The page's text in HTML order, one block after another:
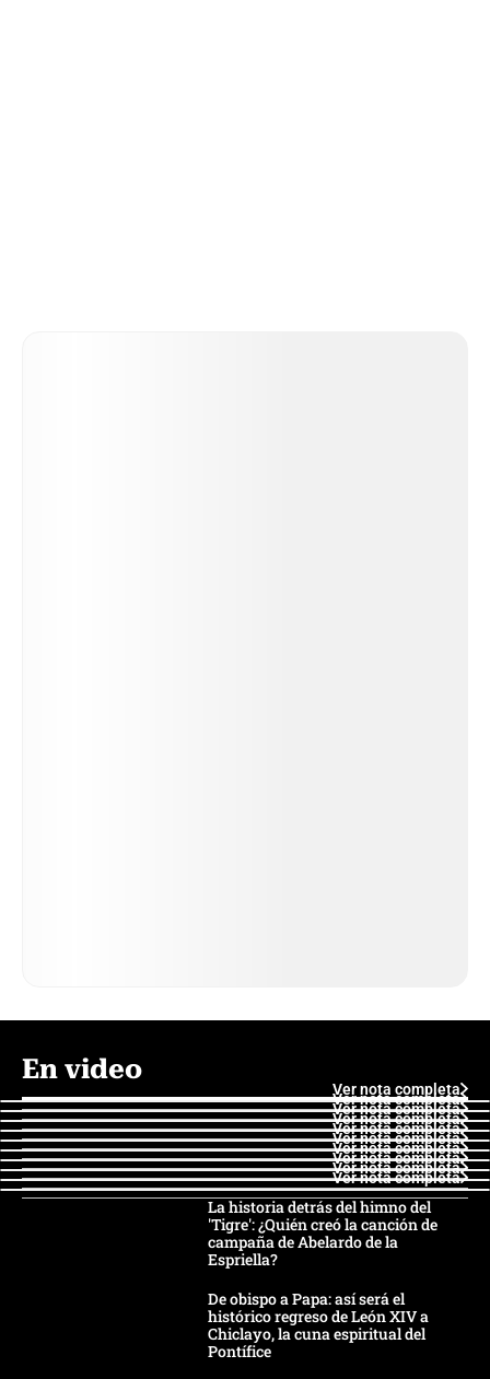
En video
Ver nota completa
Ver nota completa
Ver nota completa
Ver nota completa
Ver nota completa
Ver nota completa
Ver nota completa
Ver nota completa
Ver nota completa
Ver nota completa
La historia detrás del himno del
'Tigre': ¿Quién creó la canción de
campaña de Abelardo de la
Espriella?
De obispo a Papa: así será el
histórico regreso de León XIV a
Chiclayo, la cuna espiritual del
Pontífice